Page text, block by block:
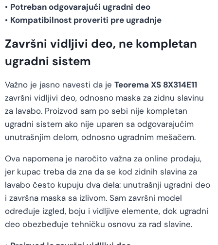
• Potreban odgovarajući ugradni deo
• Kompatibilnost proveriti pre ugradnje
Završni vidljivi deo, ne kompletan
ugradni sistem
Važno je jasno navesti da je Teorema XS 8X314E11
završni vidljivi deo, odnosno maska za zidnu slavinu
za lavabo. Proizvod sam po sebi nije kompletan
ugradni sistem ako nije uparen sa odgovarajućim
unutrašnjim delom, odnosno ugradnim mešačem.
Ova napomena je naročito važna za online prodaju,
jer kupac treba da zna da se kod zidnih slavina za
lavabo često kupuju dva dela: unutrašnji ugradni deo
i završna maska sa izlivom. Sam završni model
određuje izgled, boju i vidljive elemente, dok ugradni
deo obezbeđuje tehničku osnovu za rad slavine.